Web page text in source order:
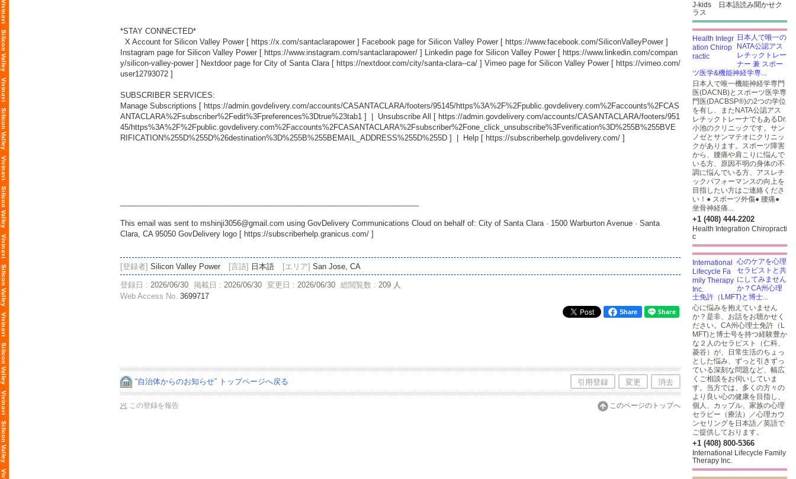
*STAY CONNECTED*
X Account for Silicon Valley Power [ https://x.com/santaclarapower ] Facebook page for Silicon Valley Power [ https://www.facebook.com/SiliconValleyPower ]
Instagram page for Silicon Valley Power [ https://www.instagram.com/santaclarapower/ ] Linkedin page for Silicon Valley Power [ https://www.linkedin.com/compan
y/silicon-valley-power ] Nextdoor page for City of Santa Clara [ https://nextdoor.com/city/santa-clara--ca/ ] Vimeo page for Silicon Valley Power [ https://vimeo.com/
user12793072 ]
SUBSCRIBER SERVICES:
Manage Subscriptions [ https://admin.govdelivery.com/accounts/CASANTACLARA/footers/95145/https%3A%2F%2Fpublic.govdelivery.com%2Faccounts%2FCAS
ANTACLARA%2Fsubscriber%2Fedit%3Fpreferences%3Dtrue%23tab1 ] | Unsubscribe All [ https://admin.govdelivery.com/accounts/CASANTACLARA/footers/951
45/https%3A%2F%2Fpublic.govdelivery.com%2Faccounts%2FCASANTACLARA%2Fsubscriber%2Fone_click_unsubscribe%3Fverification%3D%255B%255BVE
RIFICATION%255D%255D%26destination%3D%255B%255BEMAIL_ADDRESS%255D%255D ] | Help [ https://subscriberhelp.govdelivery.com/ ]
This email was sent to mshinji3056@gmail.com using GovDelivery Communications Cloud on behalf of: City of Santa Clara · 1500 Warburton Avenue · Santa
Clara, CA 95050 GovDelivery logo [ https://subscriberhelp.granicus.com/ ]
[登録者] Silicon Valley Power [言語] 日本語 [エリア] San Jose, CA
登録日 : 2026/06/30 掲載日 : 2026/06/30 変更日 : 2026/06/30 総閲覧数 : 209 人
Web Access No. 3699717
Share
“自治体からのお知らせ” トップページへ戻る 引用登録 変更 消去
この登録を報告 このページのトップへ
J-kids 日本語読み聞かせク
ラス
日本人で唯一の
NATA公認アス
レチックトレー
ナー 兼 スポー
ツ医学&機能神経学専...
日本人で唯一機能神経学専門
医(DACNB)とスポーツ医学専
門医(DACBSP®)の2つの学位
を有し、またNATA公認アス
レチックトレーナでもあるDr.
小池のクリニックです。サン
ノゼとサンマテオにクリニッ
クがあります。スポーツ障害
から、腰痛や肩こりに悩んで
いる方、原因不明の身体の不
調に悩んでいる方、アスレチ
ックパフォーマンスの向上を
目指したい方はご連絡くださ
い！● スポーツ外傷● 腰痛●
坐骨神経痛...
+1 (408) 444-2202
Health Integration Chiropracti
c
心のケアを心理
セラピストと共
にしてみません
か？CA州心理
士免許（LMFT)と博士...
心に悩みを抱えていません
か？是非、お話をお聴かせく
ださい。CA州心理士免許（L
MFT)と博士号を持つ経験豊か
な２人のセラピスト（仁科、
菱谷）が、日常生活のちょっ
とした悩み、ずっと引きずっ
ている深刻な問題など、幅広
くご相談をお伺いしていま
す。当方では、多くの方々の
より良い心の健康を目指し、
個人、カップル、家族の心理
セラピー（療法）／心理カウ
ンセリングを日本語／英語で
ご提供しております。
+1 (408) 800-5366
International Lifecycle Family
Therapy Inc.